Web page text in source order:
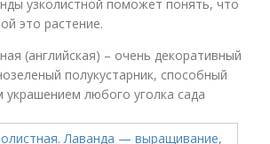
узколистной поможет понять, что
это растение.
(английская) – очень декоративный
полукустарник, способный
украшением любого уголка сада